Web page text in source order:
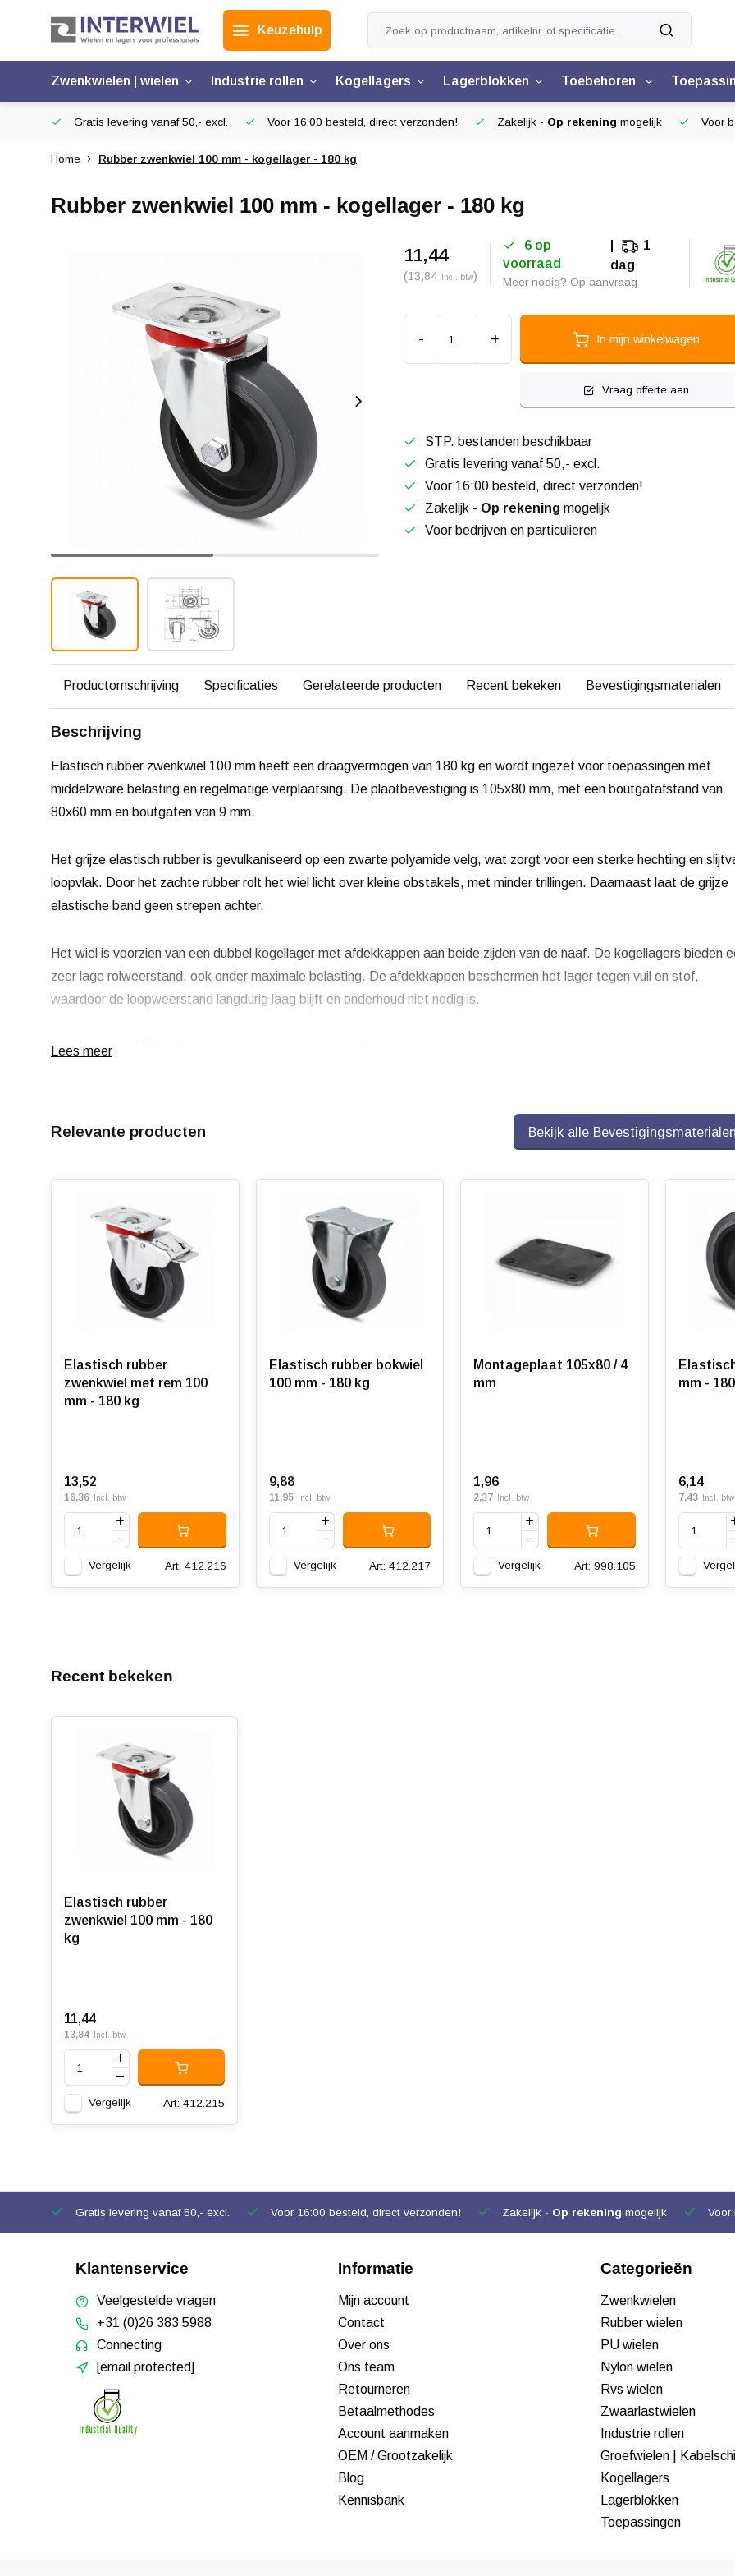
Keuzehulp
Zwenkwielen | wielen Industrie rollen Kogellagers Lagerblokken Toebehoren
Gratis levering vanaf 50,- excl. Voor 16:00 besteld, direct verzonden! Zakelijk - Op rekening mogelijk Voor
Home Rubber zwenkwiel 100 mm - kogellager - 180 kg
Rubber zwenkwiel 100 mm - kogellager - 180 kg
11,44
(13,84 Incl. btw)
6 op
voorraad
1
dag
Meer nodig? Op aanvraag
- + In mijn winkelwagen
Vraag offerte aan
STP. bestanden beschikbaar
Gratis levering vanaf 50,- excl.
Voor 16:00 besteld, direct verzonden!
Zakelijk - Op rekening mogelijk
Voor bedrijven en particulieren
Productomschrijving Specificaties Gerelateerde producten Recent bekeken Bevestigingsmaterialen
Beschrijving
Elastisch rubber zwenkwiel 100 mm heeft een draagvermogen van 180 kg en wordt ingezet voor toepassingen met
middelzware belasting en regelmatige verplaatsing. De plaatbevestiging is 105x80 mm, met een boutgatafstand van
80x60 mm en boutgaten van 9 mm.
Het grijze elastisch rubber is gevulkaniseerd op een zwarte polyamide velg, wat zorgt voor een sterke hechting en
loopvlak. Door het zachte rubber rolt het wiel licht over kleine obstakels, met minder trillingen. Daarnaast laat de grijze
elastische band geen strepen achter.
Het wiel is voorzien van een dubbel kogellager met afdekkappen aan beide zijden van de naaf. De kogellagers bieden
zeer lage rolweerstand, ook onder maximale belasting. De afdekkappen beschermen het lager tegen vuil en stof,
waardoor de loopweerstand langdurig laag blijft en onderhoud niet nodig is.
Korting vanaf 24 stuks
Lees meer
Relevante producten Bekijk alle Bevestigingsmaterialen
Elastisch rubber
zwenkwiel met rem 100
mm - 180 kg
13,52
16,36 Incl. btw
Vergelijk Art: 412.216
Elastisch rubber bokwiel
100 mm - 180 kg
9,88
11,95 Incl. btw
Vergelijk Art: 412.217
Montageplaat 105x80 / 4
mm
1,96
2,37 Incl. btw
Vergelijk Art: 998.105
mm -
6,14
7,43 Incl. btw
Recent bekeken
Elastisch rubber
zwenkwiel 100 mm - 180
kg
11,44
13,84 Incl. btw
Vergelijk Art: 412.215
Gratis levering vanaf 50,- excl. Voor 16:00 besteld, direct verzonden! Zakelijk - Op rekening mogelijk Voor
Klantenservice
Veelgestelde vragen
+31 (0)26 383 5988
Connecting
[email protected]
Informatie
Mijn account
Contact
Over ons
Ons team
Retourneren
Betaalmethodes
Account aanmaken
OEM / Grootzakelijk
Blog
Kennisbank
Categorieën
Zwenkwielen
Rubber wielen
PU wielen
Nylon wielen
Rvs wielen
Zwaarlastwielen
Industrie rollen
Groefwielen |
Kogellagers
Lagerblokken
Toepassingen